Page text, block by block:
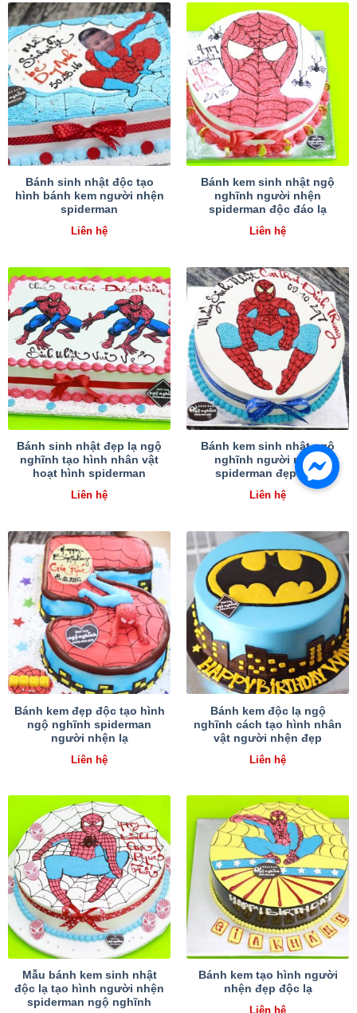
Bánh sinh nhật độc tạo
hình bánh kem người nhện
spiderman
Liên hệ
Bánh kem sinh nhật ngộ
nghĩnh người nhện
spiderman độc đáo lạ
Liên hệ
Bánh sinh nhật đẹp lạ ngộ
nghĩnh tạo hình nhân vật
hoạt hình spiderman
Liên hệ
Bánh kem sinh nhật ngộ
nghĩnh người nhện
spiderman đẹp độc
Liên hệ
Bánh kem đẹp độc tạo hình
ngộ nghĩnh spiderman
người nhện lạ
Liên hệ
Bánh kem độc lạ ngộ
nghĩnh cách tạo hình nhân
vật người nhện đẹp
Liên hệ
Mẫu bánh kem sinh nhật
độc lạ tạo hình người nhện
spiderman ngộ nghĩnh
Bánh kem tạo hình người
nhện đẹp độc lạ
Liên hệ